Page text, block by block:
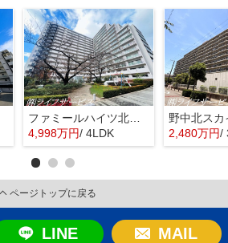
ファミールハイツ北大阪４号棟
4,998万円/ 4LDK
野中北スカ
2,480万円/
ページトップに戻る
LINE MAIL